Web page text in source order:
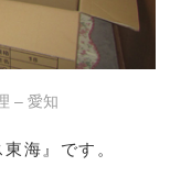
– 愛知
海』です。